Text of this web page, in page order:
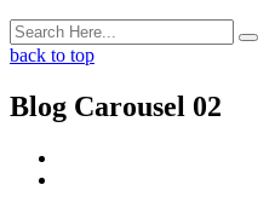
back to top
Blog Carousel 02